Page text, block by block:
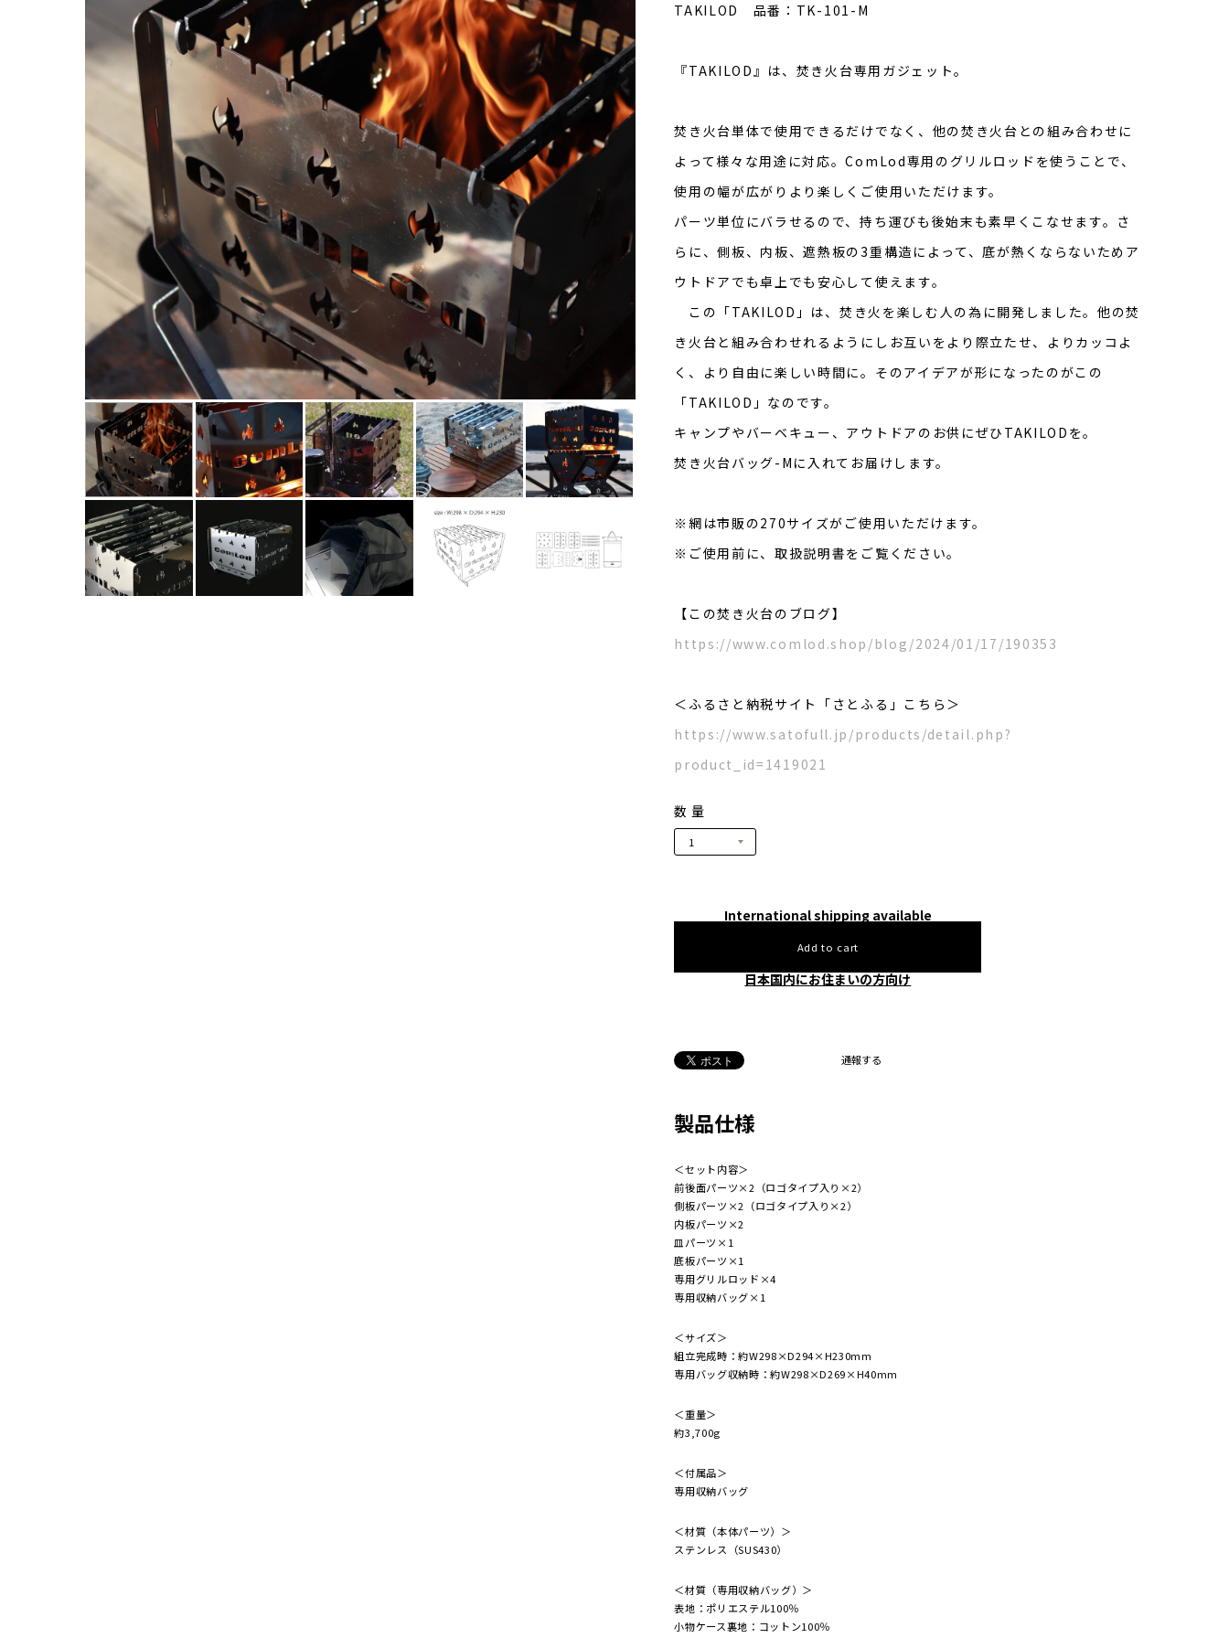
TAKILOD 品番：TK-101-M
『TAKILOD』は、焚き火台専用ガジェット。
焚き火台単体で使用できるだけでなく、他の焚き火台との組み合わせに
よって様々な用途に対応。ComLod専用のグリルロッドを使うことで、
使用の幅が広がりより楽しくご使用いただけます。
パーツ単位にバラせるので、持ち運びも後始末も素早くこなせます。さ
らに、側板、内板、遮熱板の3重構造によって、底が熱くならないためア
ウトドアでも卓上でも安心して使えます。
この「TAKILOD」は、焚き火を楽しむ人の為に開発しました。他の焚
き火台と組み合わせれるようにしお互いをより際立たせ、よりカッコよ
く、より自由に楽しい時間に。そのアイデアが形になったのがこの
「TAKILOD」なのです。
キャンプやバーベキュー、アウトドアのお供にぜひTAKILODを。
焚き火台バッグ-Mに入れてお届けします。
※網は市販の270サイズがご使用いただけます。
※ご使用前に、取扱説明書をご覧ください。
【この焚き火台のブログ】
https://www.comlod.shop/blog/2024/01/17/190353
＜ふるさと納税サイト「さとふる」こちら＞
https://www.satofull.jp/products/detail.php?
product_id=1419021
数量
International shipping available
Add to cart
日本国内にお住まいの方向け
通報する
製品仕様
＜セット内容＞
前後面パーツ×2（ロゴタイプ入り×2）
側板パーツ×2（ロゴタイプ入り×2）
内板パーツ×2
皿パーツ×1
底板パーツ×1
専用グリルロッド×4
専用収納バッグ×1
＜サイズ＞
組立完成時：約W298×D294×H230mm
専用バッグ収納時：約W298×D269×H40mm
＜重量＞
約3,700g
＜付属品＞
専用収納バッグ
＜材質（本体パーツ）＞
ステンレス（SUS430）
＜材質（専用収納バッグ）＞
表地：ポリエステル100％
小物ケース裏地：コットン100％